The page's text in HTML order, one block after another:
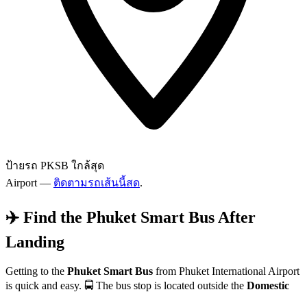
ป้ายรถ PKSB ใกล้สุด
Airport — ติดตามรถเส้นนี้สด.
✈️ Find the Phuket Smart Bus After
Landing
Getting to the Phuket Smart Bus from Phuket International Airport
is quick and easy. 🚍 The bus stop is located outside the Domestic